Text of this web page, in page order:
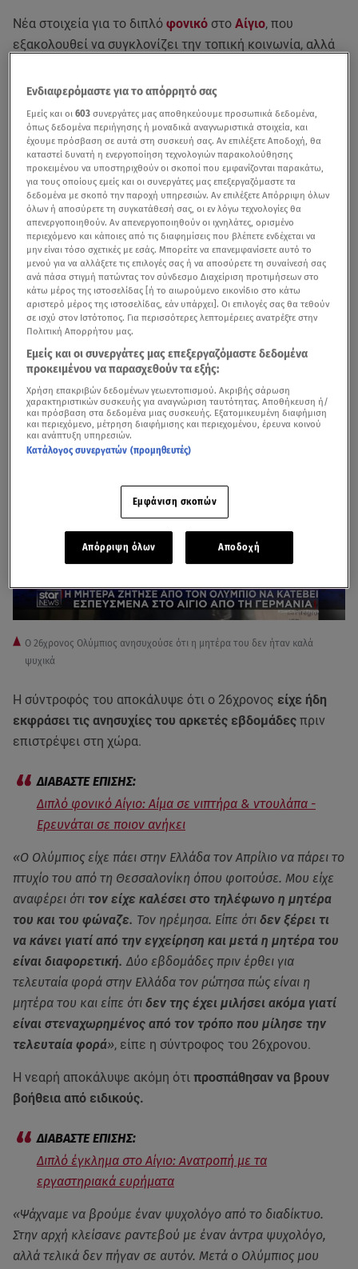
Νέα στοιχεία για το διπλό φονικό στο Αίγιο, που
εξακολουθεί να συγκλονίζει την τοπική κοινωνία, αλλά
κατάθεση της συντρόφου του 26χρονου Ολύμπιου, ο
οποίος βρέθηκε άγρια δολοφονημένος δίπλα από τη
μητέρα του. Η νεαρή, η οποία επέστρεψε στην Ελλάδα
από το εξωτερικό μετά από ημέρες σιωπής, περιέγραψε
όσα της είχε εκμυστηρευτεί ο σύντροφός τηςτις
τελευταίες ημέρες πριν από τη δολοφονία του, αλλά και
τις έντονες ανησυχίες τουγια την κατάσταση της
μητέρας του.
Μυστήριο με τα αποτυπώματα και το DNA στο διπλό
φονικό στο Αίγιο
Σύμφωνα με πληροφορίες που μετέδωσε το MEGA, ο
Ολύμπιος αποφάσισε να ταξιδέψει από τη Γερμανία στην
Ελλάδαεπειδή πίστευε ότι η μητέρα του βρισκόταν σε
σύγχυσηκαι χρειαζόταν βοήθεια.
O 26χρονος Ολύμπιος ανησυχούσε ότι η μητέρα του δεν ήταν καλά
ψυχικά
Η σύντροφός του αποκάλυψε ότι ο 26χρονος είχε ήδη
εκφράσει τις ανησυχίες του αρκετές εβδομάδες πριν
επιστρέψει στη χώρα.
Διπλό φονικό Αίγιο: Αίμα σε νιπτήρα & ντουλάπα -
Ερευνάται σε ποιον ανήκει
«Ο Ολύμπιος είχε πάει στην Ελλάδα τον Απρίλιο να πάρει το
πτυχίο του από τη Θεσσαλονίκη όπου φοιτούσε. Μου είχε
αναφέρει ότι τον είχε καλέσει στο τηλέφωνο η μητέρα
του και του φώναζε. Τον ηρέμησα. Είπε ότι δεν ξέρει τι
να κάνει γιατί από την εγχείρηση και μετά η μητέρα του
είναι διαφορετική.Δύο εβδομάδες πριν έρθει για
τελευταία φορά στην Ελλάδα τον ρώτησα πώς είναι η
μητέρα του και είπε ότι δεν της έχει μιλήσει ακόμα γιατί
είναι στεναχωρημένος από τον τρόπο που μίλησε την
τελευταία φορά», είπε η σύντροφος του 26χρονου.
Η νεαρή αποκάλυψε ακόμη ότι προσπάθησαν να βρουν
βοήθεια από ειδικούς.
Διπλό έγκλημα στο Αίγιο: Ανατροπή με τα
εργαστηριακά ευρήματα
«Ψάχναμε να βρούμε έναν ψυχολόγο από το διαδίκτυο.
Στην αρχή κλείσανε ραντεβού με έναν άντρα ψυχολόγο,
αλλά τελικά δεν πήγαν σε αυτόν. Μετά ο Ολύμπιος μου
Ενδιαφερόμαστε για το απόρρητό σας
Εμείς και οι603 συνεργάτες μας αποθηκεύουμε προσωπικά δεδομένα,
όπως δεδομένα περιήγησης ή μοναδικά αναγνωριστικά στοιχεία, και
έχουμε πρόσβαση σε αυτά στη συσκευή σας. Αν επιλέξετε Αποδοχή, θα
καταστεί δυνατή η ενεργοποίηση τεχνολογιών παρακολούθησης
προκειμένου να υποστηριχθούν οι σκοποί που εμφανίζονται παρακάτω,
για τους οποίους εμείς και οι συνεργάτες μας επεξεργαζόμαστε τα
δεδομένα με σκοπό την παροχή υπηρεσιών. Αν επιλέξετε Απόρριψη όλων
όλων ή αποσύρετε τη συγκατάθεσή σας, οι εν λόγω τεχνολογίες θα
απενεργοποιηθούν. Αν απενεργοποιηθούν οι ιχνηλάτες, ορισμένο
περιεχόμενο και κάποιες από τις διαφημίσεις που βλέπετε ενδέχεται να
μην είναι τόσο σχετικές με εσάς. Μπορείτε να επανεμφανίσετε αυτό το
μενού για να αλλάξετε τις επιλογές σας ή να αποσύρετε τη συναίνεσή σας
ανά πάσα στιγμή πατώντας τον σύνδεσμο Διαχείριση προτιμήσεων στο
κάτω μέρος της ιστοσελίδας [ή το αιωρούμενο εικονίδιο στο κάτω
αριστερό μέρος της ιστοσελίδας, εάν υπάρχει]. Οι επιλογές σας θα τεθούν
σε ισχύ στον Ιστότοπος. Για περισσότερες λεπτομέρειες ανατρέξτε στην
Πολιτική Απορρήτου μας.
Εμείς και οι συνεργάτες μας επεξεργαζόμαστε δεδομένα
προκειμένου να παρασχεθούν τα εξής:
Χρήση επακριβών δεδομένων γεωεντοπισμού. Ακριβής σάρωση
χαρακτηριστικών συσκευής για αναγνώριση ταυτότητας. Αποθήκευση ή/
και πρόσβαση στα δεδομένα μιας συσκευής. Εξατομικευμένη διαφήμιση
και περιεχόμενο, μέτρηση διαφήμισης και περιεχομένου, έρευνα κοινού
και ανάπτυξη υπηρεσιών.
Κατάλογος συνεργατών (προμηθευτές)
Εμφάνιση σκοπών
Απόρριψη όλων Αποδοχή